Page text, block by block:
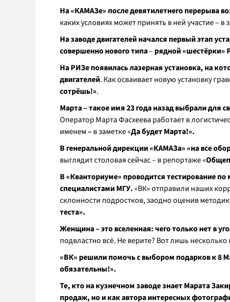
На «КАМАЗе» после девятилетнего перерыва
каких условиях может принять в ней участие – в
На заводе двигателей начался первый этап
совершенно нового типа– рядной «шестёрки»
На РИЗе появилась лазерная установка, на
двигателей. Как осваивает новую установку
сотрёшь!».
Марта – такое имя 23 года назад выбрали
Оператор Марта Фасхеева работает в
именем– в заметке «Да будет Марта!».
В генеральной дирекции «КАМАЗа» «на все
выглядит столовая сейчас – в репортаже «
В «Кванториуме» проводится тестирование
специалистами МГУ.«ВК» отправили наших
склонности подростков, заодно оценив
теста».
Женщина – это вселенная: чего только нет в
подвластно всё. Не верите? Вот лишь
«ВК» решили помочь с выбором подарков к 8
обязательны!».
Те, кто на кузнечном заводе знает Марата
продаж, но и как автора интересных